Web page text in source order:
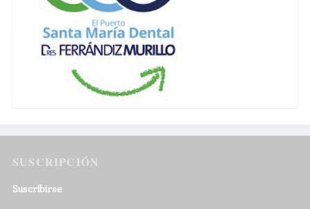
SUSCRIPCIÓN
Suscribirse